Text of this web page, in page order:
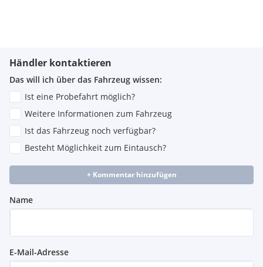
Händler kontaktieren
Das will ich über das Fahrzeug wissen:
Ist eine Probefahrt möglich?
Weitere Informationen zum Fahrzeug
Ist das Fahrzeug noch verfügbar?
Besteht Möglichkeit zum Eintausch?
+ Kommentar hinzufügen
Name
E-Mail-Adresse